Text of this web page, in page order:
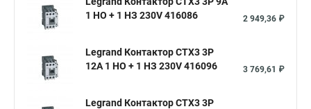
1 НО + 1 НЗ 230V 416086
2 949,36 ₽
Legrand Контактор CTX3 3P
12A 1 НО + 1 НЗ 230V 416096
3 769,61 ₽
Legrand Контактор CTX3 3P